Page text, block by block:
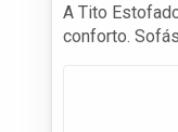
A Tito
conforto.